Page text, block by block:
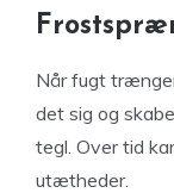
Når fugt
det sig og
tegl. Over tid
utætheder.